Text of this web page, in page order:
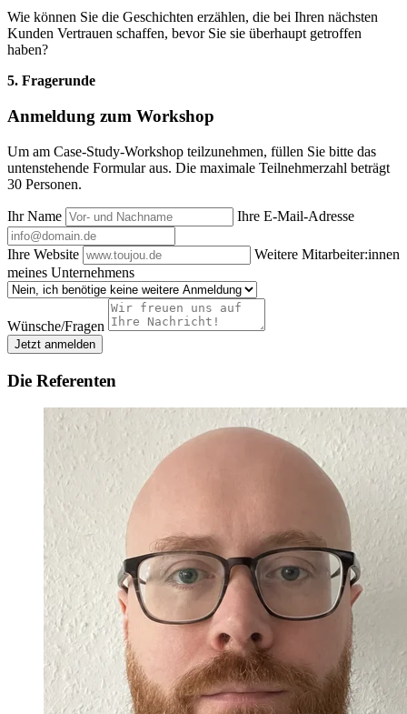
Wie können Sie die Geschichten erzählen, die bei Ihren nächsten
Kunden Vertrauen schaffen, bevor Sie sie überhaupt getroffen
haben?
5. Fragerunde
Anmeldung zum Workshop
Um am Case-Study-Workshop teilzunehmen, füllen Sie bitte das
untenstehende Formular aus. Die maximale Teilnehmerzahl beträgt
30 Personen.
Ihr Name Ihre E-Mail-Adresse
Ihre Website
Weitere Mitarbeiter:innen
meines Unternehmens
Wünsche/Fragen
Jetzt anmelden
Die Referenten